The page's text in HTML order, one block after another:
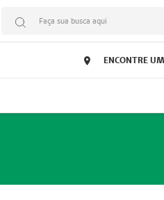
Faça sua busca aqui
ENCONTRE